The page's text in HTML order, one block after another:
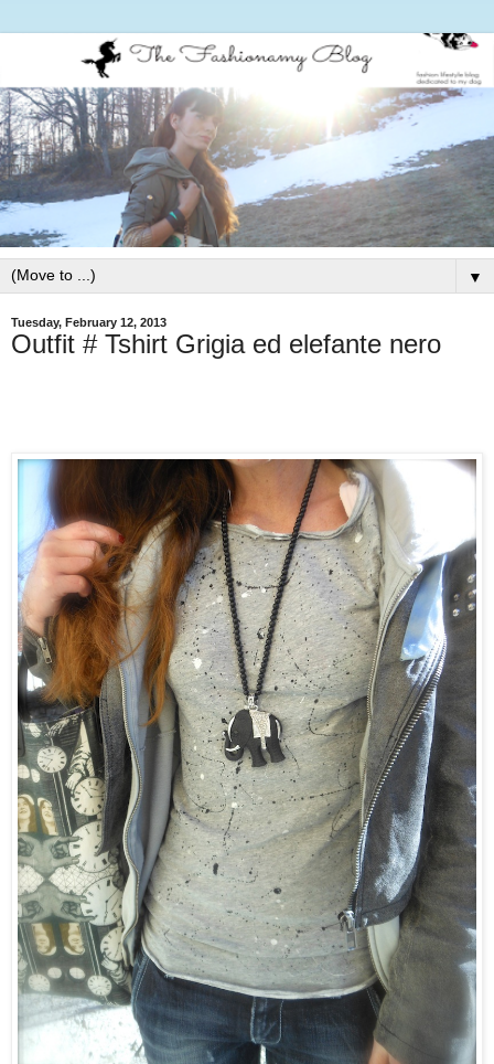
▼
Tuesday, February 12, 2013
Outfit # Tshirt Grigia ed elefante nero